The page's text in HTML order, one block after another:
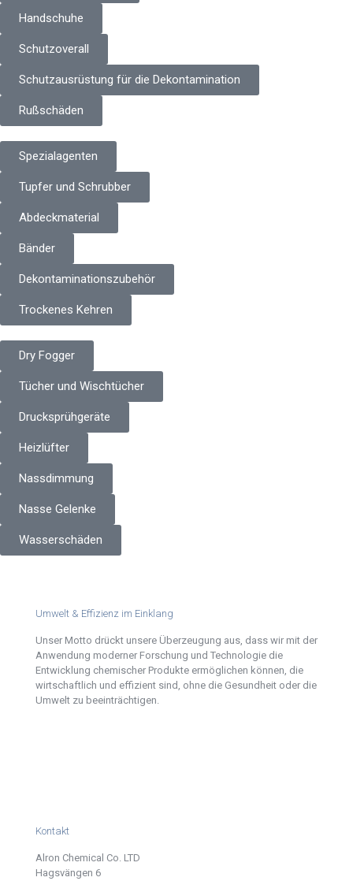
Handschuhe
Schutzoverall
Schutzausrüstung für die Dekontamination
Rußschäden
Spezialagenten
Tupfer und Schrubber
Abdeckmaterial
Bänder
Dekontaminationszubehör
Trockenes Kehren
Dry Fogger
Tücher und Wischtücher
Drucksprühgeräte
Heizlüfter
Nassdimmung
Nasse Gelenke
Wasserschäden
Umwelt & Effizienz im Einklang
Unser Motto drückt unsere Überzeugung aus, dass wir mit der
Anwendung moderner Forschung und Technologie die
Entwicklung chemischer Produkte ermöglichen können, die
wirtschaftlich und effizient sind, ohne die Gesundheit oder die
Umwelt zu beeinträchtigen.
Kontakt
Alron Chemical Co. LTD
Hagsvängen 6